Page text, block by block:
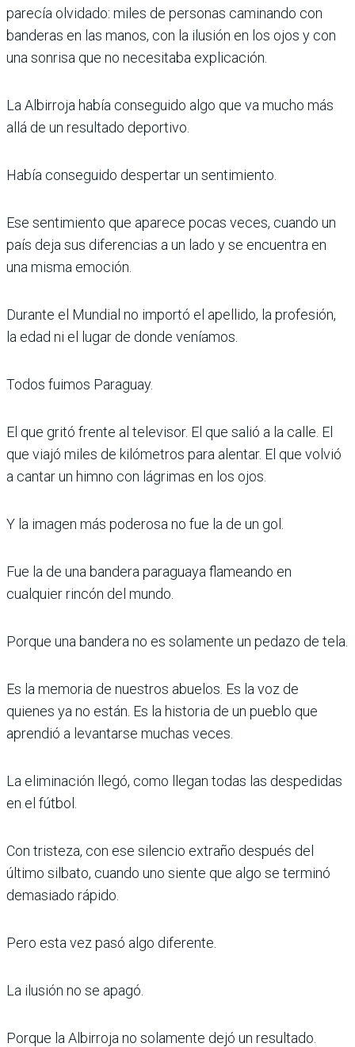
parecía olvidado: miles de personas caminando con
banderas en las manos, con la ilusión en los ojos y con
una sonrisa que no necesitaba explicación.
La Albirroja había conseguido algo que va mucho más
allá de un resultado deportivo.
Había conseguido despertar un sentimiento.
Ese sentimiento que aparece pocas veces, cuando un
país deja sus diferencias a un lado y se encuentra en
una misma emoción.
Durante el Mundial no importó el apellido, la profesión,
la edad ni el lugar de donde veníamos.
Todos fuimos Paraguay.
El que gritó frente al televisor. El que salió a la calle. El
que viajó miles de kilómetros para alentar. El que volvió
a cantar un himno con lágrimas en los ojos.
Y la imagen más poderosa no fue la de un gol.
Fue la de una bandera paraguaya flameando en
cualquier rincón del mundo.
Porque una bandera no es solamente un pedazo de tela.
Es la memoria de nuestros abuelos. Es la voz de
quienes ya no están. Es la historia de un pueblo que
aprendió a levantarse muchas veces.
La eliminación llegó, como llegan todas las despedidas
en el fútbol.
Con tristeza, con ese silencio extraño después del
último silbato, cuando uno siente que algo se terminó
demasiado rápido.
Pero esta vez pasó algo diferente.
La ilusión no se apagó.
Porque la Albirroja no solamente dejó un resultado.